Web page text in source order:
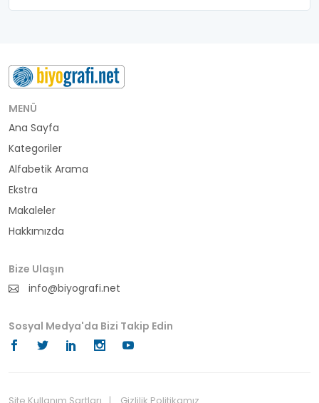
belediye başkanı
buluş
bürokrat
büyükelçi
cumhurbaşkanı
din adamı
doktor
fotoğrafçı
futbol
MENÜ
Ana Sayfa
Kategoriler
Alfabetik Arama
Ekstra
Makaleler
Hakkımızda
Bize Ulaşın
info@biyografi.net
Sosyal Medya'da Bizi Takip Edin